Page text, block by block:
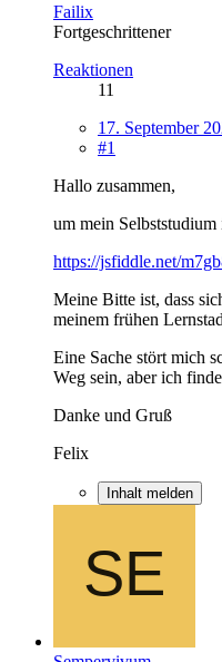
Failix
Fortgeschrittener
Reaktionen
11
17. September
#1
Hallo zusammen,
um mein
https://jsfiddle.net/
Meine Bitte ist, dass
meinem frühen
Eine Sache stört mich
Weg sein, aber ich
Danke und Gruß
Felix
Inhalt melden